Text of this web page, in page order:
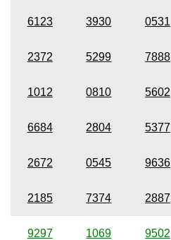
6123 3930 0531
2372 5299 7888
1012 0810 5602
6684 2804 5377
2672 0545 9636
2185 7374 2887
9297 1069 9502